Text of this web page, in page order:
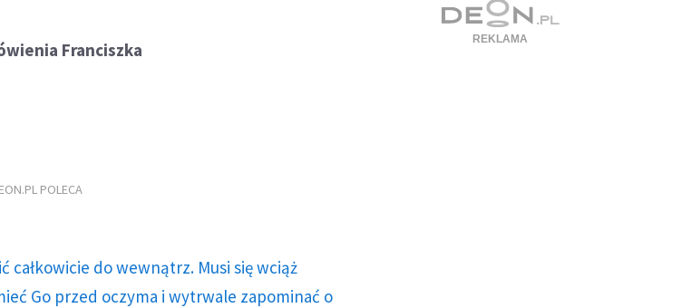
Franciszka
POLECA
całkowicie do wewnątrz. Musi się wciąż
Go przed oczyma i wytrwale zapominać o